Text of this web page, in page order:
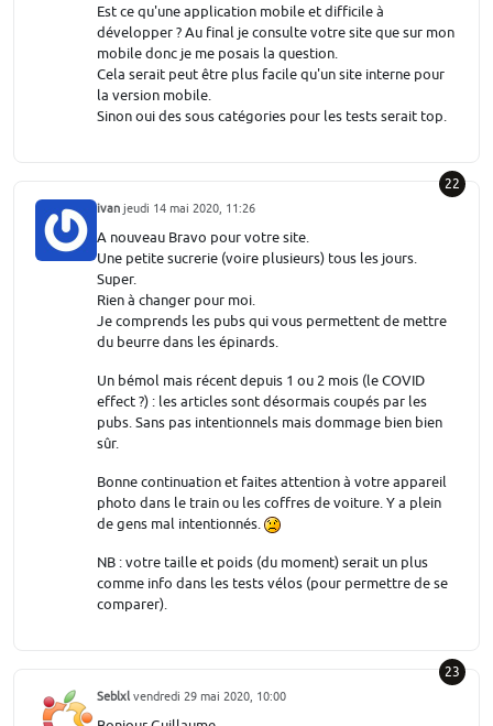
Est ce qu'une application mobile et difficile à
développer ? Au final je consulte votre site que sur mon
mobile donc je me posais la question.
Cela serait peut être plus facile qu'un site interne pour
la version mobile.
Sinon oui des sous catégories pour les tests serait top.
22
ivan jeudi 14 mai 2020, 11:26
A nouveau Bravo pour votre site.
Une petite sucrerie (voire plusieurs) tous les jours.
Super.
Rien à changer pour moi.
Je comprends les pubs qui vous permettent de mettre
du beurre dans les épinards.
Un bémol mais récent depuis 1 ou 2 mois (le COVID
effect ?) : les articles sont désormais coupés par les
pubs. Sans pas intentionnels mais dommage bien bien
sûr.
Bonne continuation et faites attention à votre appareil
photo dans le train ou les coffres de voiture. Y a plein
de gens mal intentionnés.
NB : votre taille et poids (du moment) serait un plus
comme info dans les tests vélos (pour permettre de se
comparer).
23
Seblxl vendredi 29 mai 2020, 10:00